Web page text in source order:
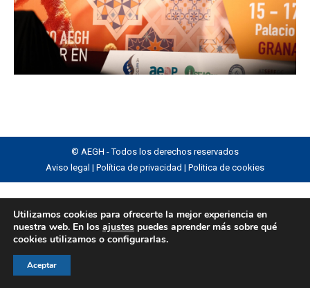
© AEGH - Todos los derechos reservados
Aviso legal | Política de privacidad | Politica de cookies
Utilizamos cookies para ofrecerte la mejor experiencia en
nuestra web. En los ajustes puedes aprender más sobre qué
cookies utilizamos o configurarlas.
Aceptar